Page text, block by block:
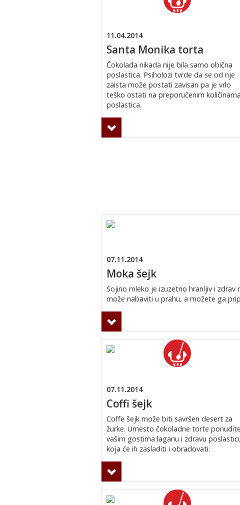
11.04.2014
Santa Monika torta
Čokolada nikada nije bila samo obična
poslastica. Psiholozi tvrde da se od nje
zaista može postati zavisan pa je vrlo
teško ostati na preporučenim količinama
poslastica.
07.11.2014
Moka šejk
Sojino mleko je izuzetno hranljiv i zdrav
može nabaviti u prahu, a možete ga
07.11.2014
Coffi šejk
Coffe šejk može biti savršen desert za
žurke. Umesto čokoladne torte ponudite
vašim gostima laganu i zdravu
koja će ih zasladiti i obradovati.